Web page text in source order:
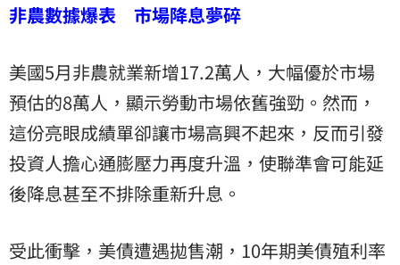
非農數據爆表 市場降息夢碎
美國5月非農就業新增17.2萬人，大幅優於市場
預估的8萬人，顯示勞動市場依舊強勁。然而，
這份亮眼成績單卻讓市場高興不起來，反而引發
投資人擔心通膨壓力再度升溫，使聯準會可能延
後降息甚至不排除重新升息。
受此衝擊，美債遭遇拋售潮，10年期美債殖利率